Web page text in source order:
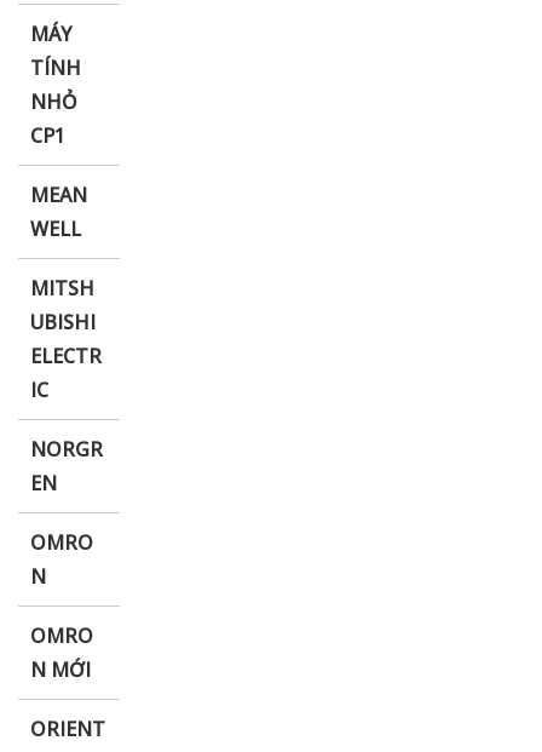
MÁY
TÍNH
NHỎ
CP1
MEAN
WELL
MITSH
UBISHI
ELECTR
IC
NORGR
EN
OMRO
N
OMRO
N MỚI
ORIENT